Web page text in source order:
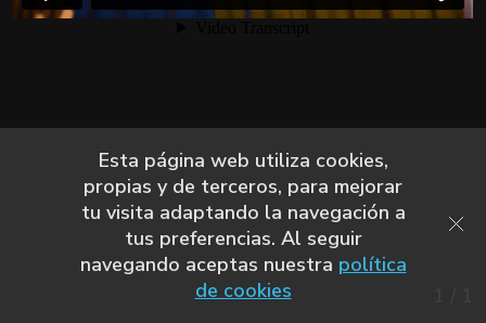
Esta página web utiliza cookies,
propias y de terceros, para mejorar
tu visita adaptando la navegación a
tus preferencias. Al seguir
navegando aceptas nuestra política
de cookies